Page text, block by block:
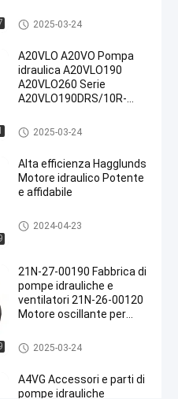
2068
opinioni
ora
Condividi
Motore idraulico
2025-03-24
A20VLO A20VO Pompa
idraulica A20VLO190
A20VLO260 Serie
A20VLO190DRS/10R-
doppio pistone variabile
assiale
Motore idraulico
2025-03-24
Alta efficienza Hagglunds
Motore idraulico Potente
e affidabile
Motore idraulico
2024-04-23
21N-27-00190 Fabbrica di
pompe idrauliche e
ventilatori 21N-26-00120
Motore oscillante per
Motore idraulico
2025-03-24
A4VG Accessori e parti di
pompe idrauliche